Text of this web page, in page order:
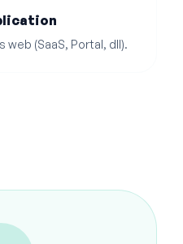
web (SaaS, Portal, dll).